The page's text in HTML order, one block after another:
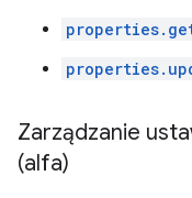
Zarządzanie
(alfa)